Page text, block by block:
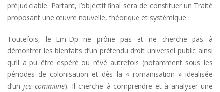
préjudiciable. Partant, l’objectif final sera de constituer un Traité
proposant une œuvre nouvelle, théorique et systémique.
Toutefois, le Lm-Dp ne prône pas et ne cherche pas à
démontrer les bienfaits d’un prétendu droit universel public ainsi
qu’il a pu être espéré ou rêvé autrefois (notamment sous les
périodes de colonisation et dès la « romanisation » idéalisée
d’unjus commune). Il cherche à comprendre et à analyser une